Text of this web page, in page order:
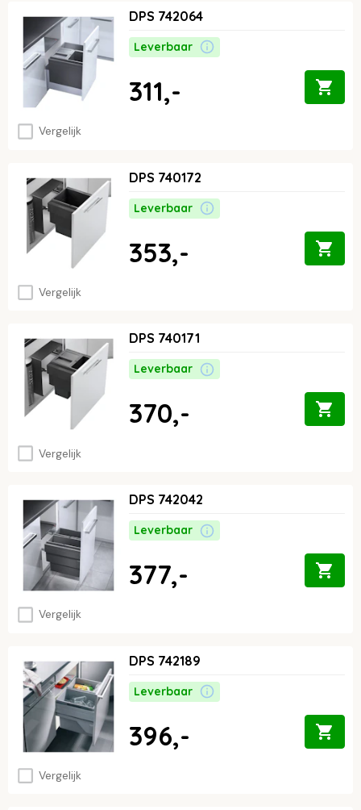
Vergelijk
DPS 742064
Leverbaar
311,-
Vergelijk
DPS 740172
Leverbaar
353,-
Vergelijk
DPS 740171
Leverbaar
370,-
Vergelijk
DPS 742042
Leverbaar
377,-
Vergelijk
DPS 742189
Leverbaar
396,-